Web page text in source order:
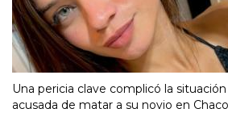
Una pericia clave complicó la
acusada de matar a su novio en Chaco